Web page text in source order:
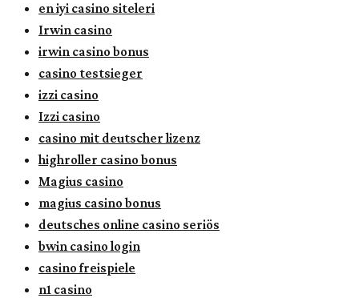
en iyi casino siteleri
Irwin casino
irwin casino bonus
casino testsieger
izzi casino
Izzi casino
casino mit deutscher lizenz
highroller casino bonus
Magius casino
magius casino bonus
deutsches online casino seriös
bwin casino login
casino freispiele
n1 casino